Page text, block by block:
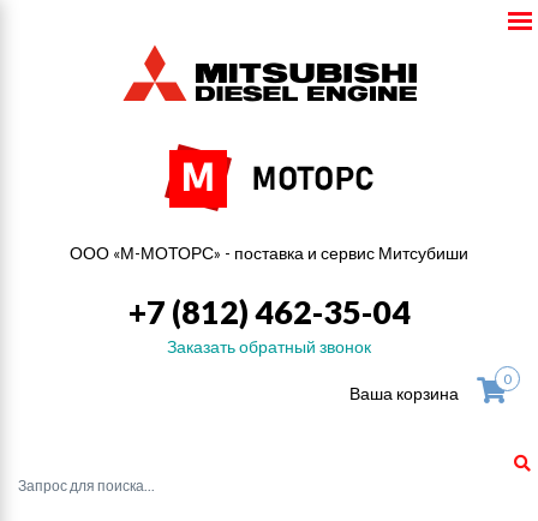
ООО «М-МОТОРС» - поставка и сервис Митсубиши
+7 (812) 462-35-04
Заказать обратный звонок
Ваша корзина
0